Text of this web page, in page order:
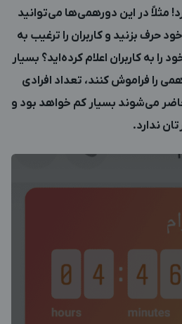
مثلاً در این دورهمی‌ها می‌توانید
حرف بزنید و کاربران را ترغیب به
به کاربران اعلام کرده‌اید؟ بسیار
را فراموش کنند، تعداد افرادی
می‌شوند بسیار کم خواهد بود و
ندارد.